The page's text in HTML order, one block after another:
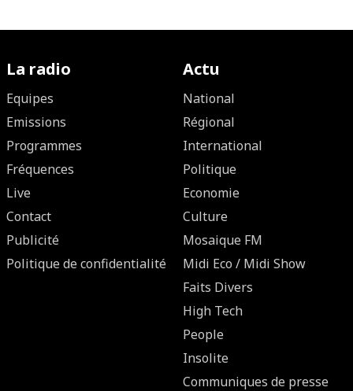
La radio
Equipes
Emissions
Programmes
Fréquences
Live
Contact
Publicité
Politique de confidentialité
Actu
National
Régional
International
Politique
Economie
Culture
Mosaique FM
Midi Eco / Midi Show
Faits Divers
High Tech
People
Insolite
Communiques de presse